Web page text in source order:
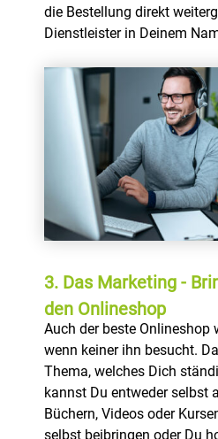
die Bestellung direkt
Dienstleister in Deinem
3. Das Marketing -
den Onlineshop
Auch der beste Onlineshop
wenn keiner ihn besucht.
Thema, welches Dich
kannst Du entweder selbst
Büchern, Videos oder
selbst beibringen oder Du